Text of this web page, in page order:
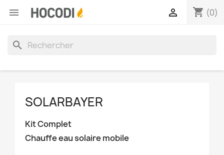
 shopping_cart (0)

search
SOLARBAYER
Kit Complet
Chauffe eau solaire mobile